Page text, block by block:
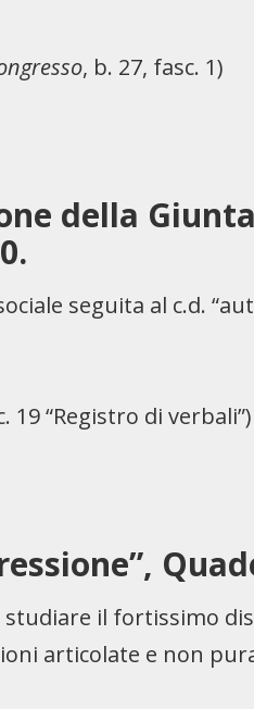
, b. 27, fasc. 1)
della
seguita al c.d.
19 “Registro di verbali”)
il fortissimo
articolate e non